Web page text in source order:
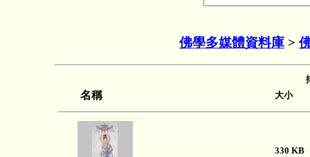
佛學多媒體資料庫 >
名稱 大小
330